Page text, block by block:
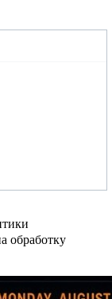
обработку